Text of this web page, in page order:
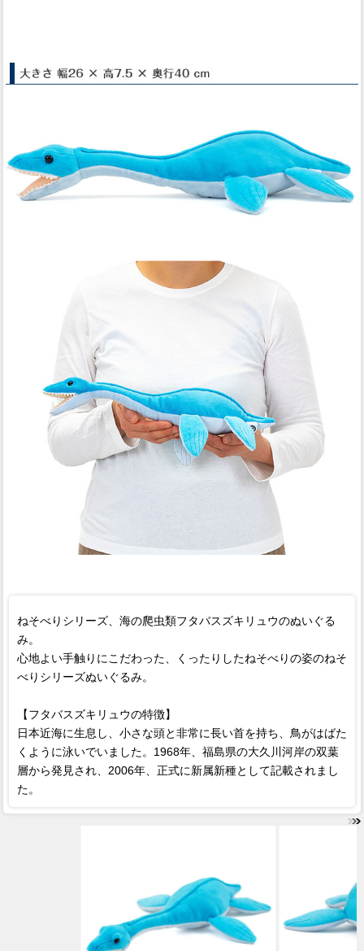
ねそべりシリーズ、海の爬虫類フタバスズキリュウのぬいぐる
み。
心地よい手触りにこだわった、くったりしたねそべりの姿のねそ
べりシリーズぬいぐるみ。
【フタバスズキリュウの特徴】
日本近海に生息し、小さな頭と非常に長い首を持ち、鳥がはばた
くように泳いでいました。1968年、福島県の大久川河岸の双葉
層から発見され、2006年、正式に新属新種として記載されまし
た。